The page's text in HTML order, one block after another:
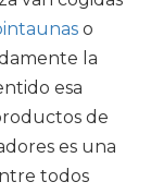
o
la
esa
de
es una
todos